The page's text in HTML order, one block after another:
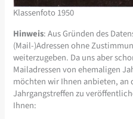
Klassenfoto 1950
Hinweis: Aus Gründen des
(Mail-)Adressen ohne
weiterzugeben. Da uns aber
Mailadressen von ehemaligen
möchten wir Ihnen anbieten, an
Jahrgangstreffen zu
Ihnen: